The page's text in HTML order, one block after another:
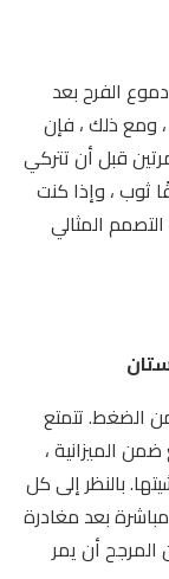
الفرح بعد
ومع ذلك ، فإن
قبل أن تتركي
ثوب ، وإذا كنت
المثالي
الضغط. تتمتع
الميزانية ،
بالنظر إلى كل
بعد مغادرة
أن يمر